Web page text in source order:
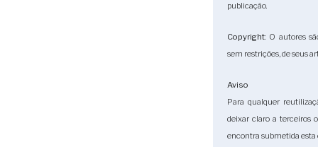
publicação.
Copyright: O autores
sem restrições, de seus
Aviso
Para qualquer
deixar claro a terceiros
encontra submetida esta